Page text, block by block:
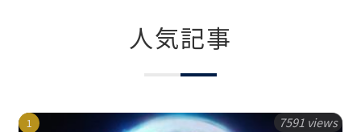
人気記事
7591 views